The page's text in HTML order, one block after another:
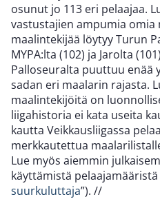
osunut jo 113 eri pelaajaa.
vastustajien ampumia omia
maalintekijää löytyy Turun
MYPA:lta (102) ja Jarolta
Palloseuralta puuttuu enää
sadan eri maalarin rajasta.
maalintekijöitä on
liigahistoria ei kata useita
kautta Veikkausliigassa
merkkautettua
Lue myös aiemmin
käyttämistä pelaajamääristä
suurkuluttaja”). //